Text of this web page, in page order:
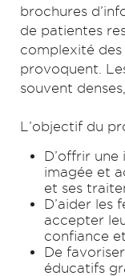
brochures
de patientes
complexité des
provoquent.
souvent
L’objectif du
D’offrir une
imagée et
et ses
D’aider les
accepter
confiance
De
éducatifs